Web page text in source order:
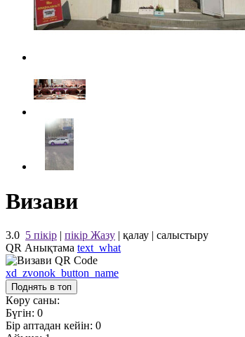
Визави
3.0 5 пікір | пікір Жазу | қалау | салыстыру
QR Анықтама text_what
xd_zvonok_button_name
Поднять в топ
Көру саны:
Бүгін: 0
Бір аптадан кейін: 0